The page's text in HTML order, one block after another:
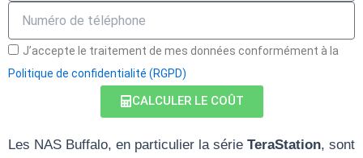
Phone
+352
GDPRJ’accepte le traitement de mes données conformément à la
Politique de confidentialité (RGPD)
CALCULER LE COÛT
Les NAS Buffalo, en particulier la série TeraStation, sont